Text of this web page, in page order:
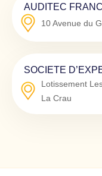
AUDITEC
10 Avenue du
SOCIETE
Lotissement
La Crau